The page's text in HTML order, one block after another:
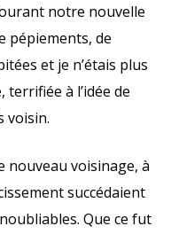
notre nouvelle
pépiements, de
et je n’étais plus
à l’idée de
voisin.
nouveau voisinage, à
succédaient
Que ce fut